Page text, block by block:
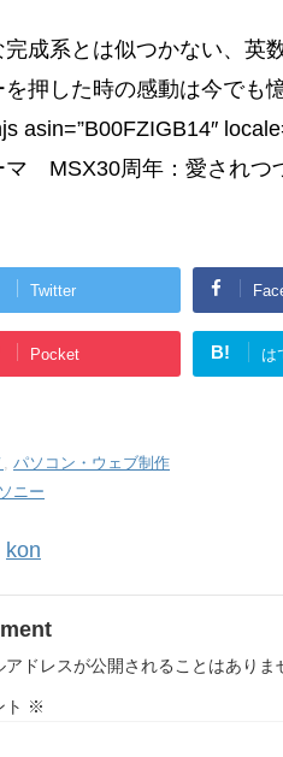
完成系とは似つかない、英
を押した時の感動は今でも
asin=”B00FZIGB14″
マ MSX30周年：愛されつ
Twitter
Pocket B! は
, パソコン・ウェブ制作
ソニー
kon
アドレスが公開されることはありま
ト ※